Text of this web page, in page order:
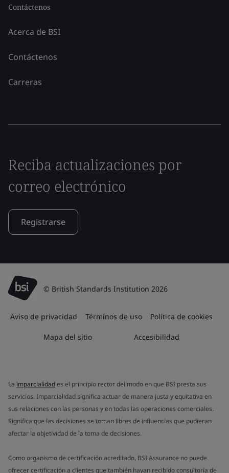
Contáctenos
Acerca de BSI
Contáctenos
Carreras
Reciba actualizaciones por
correo electrónico
Registrarse
© British Standards Institution 2026
Aviso de privacidad Términos de uso Política de cookies
Mapa del sitio Accesibilidad
La imparcialidades el principio rector del modo en que BSI presta sus
servicios. Imparcialidad significa actuar de manera justa y equitativa en
sus relaciones con las personas y en todas las operaciones comerciales.
Significa que las decisiones se toman libres de influencias que pudieran
afectar la objetividad de la toma de decisiones.
Como organismo de certificación acreditado, BSI Assurance no puede
ofrecer certificación a clientes que también hayan recibido consultoría de